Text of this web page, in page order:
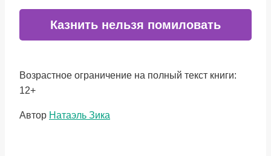
Казнить нельзя помиловать
Возрастное ограничение на полный текст книги:
12+
Метки
Автор Натаэль Зика